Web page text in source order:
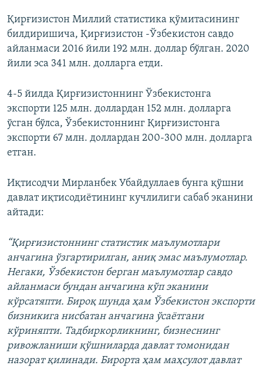
Қирғизистон Миллий статистика қўмитасининг
билдиришича, Қирғизистон -Ўзбекистон савдо
айланмаси 2016 йили 192 млн. доллар бўлган. 2020
йили эса 341 млн. долларга етди.
4-5 йилда Қирғизистоннинг Ўзбекистонга
экспорти 125 млн. доллардан 152 млн. долларга
ўсган бўлса, Ўзбекистоннинг Қирғизистонга
экспорти 67 млн. доллардан 200-300 млн. долларга
етган.
Иқтисодчи Мирланбек Убайдуллаев бунга қўшни
давлат иқтисодиётининг кучлилиги сабаб эканини
айтади:
“Қирғизистоннинг статистик маълумотлари
анчагина ўзгартирилган, аниқ эмас маълумотлар.
Негаки, Ўзбекистон берган маълумотлар савдо
айланмаси бундан анчагина кўп эканини
кўрсатяпти. Бироқ шунда ҳам Ўзбекистон экспорти
бизникига нисбатан анчагина ўсаётгани
кўриняпти. Тадбиркорликнинг, бизнеснинг
ривожланиши қўшниларда давлат томонидан
назорат қилинади. Бирорта ҳам маҳсулот давлат